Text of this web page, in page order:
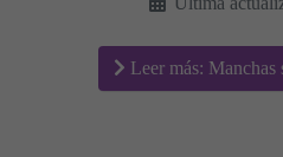
Leer más: Manchas